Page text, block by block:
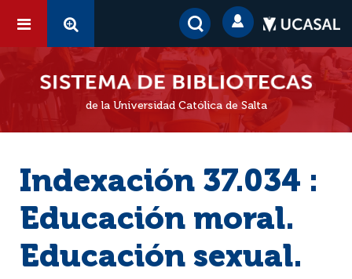
de la Universidad Católica de Salta
Indexación 37.034 :
Educación moral.
Educación sexual.